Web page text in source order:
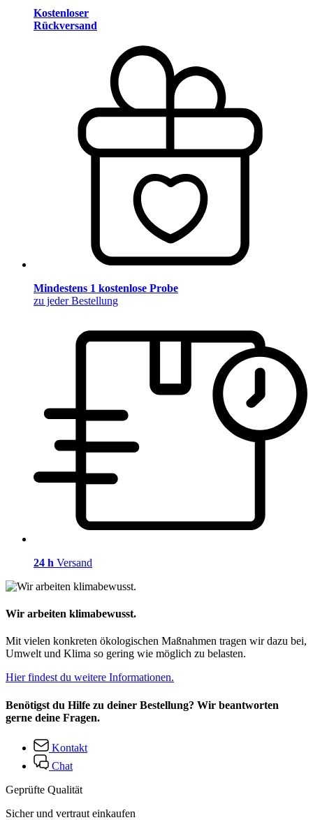
Kostenloser
Rückversand
Mindestens 1 kostenlose Probe
zu jeder Bestellung
24 h Versand
Wir arbeiten klimabewusst.
Mit vielen konkreten ökologischen Maßnahmen tragen wir dazu bei,
Umwelt und Klima so gering wie möglich zu belasten.
Hier findest du weitere Informationen.
Benötigst du Hilfe zu deiner Bestellung? Wir beantworten
gerne deine Fragen.
Kontakt
Chat
Geprüfte Qualität
Sicher und vertraut einkaufen